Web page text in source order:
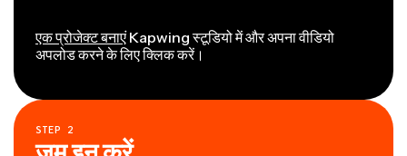
एक प्रोजेक्ट बनाएंKapwing स्टूडियो में और अपना वीडियो
अपलोड करने के लिए क्लिक करें।
STEP 2